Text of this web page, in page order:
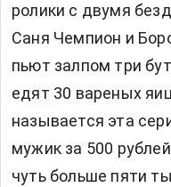
ролики с двумя
Саня Чемпион и
пьют залпом три
едят 30 вареных
называется эта
мужик за 500
чуть больше пяти